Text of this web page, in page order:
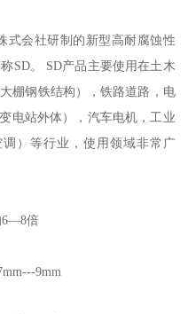
式会社研制的新型高耐腐蚀性
SD。 SD产品主要使用在土木
棚钢铁结构），铁路道路，电
电站外体），汽车电机，工业
）等行业，使用领域非常广
6—8倍
9mm